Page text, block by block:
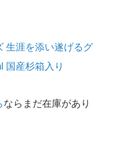
生涯を添い遂げるグ
国産杉箱入り
ならまだ在庫があり